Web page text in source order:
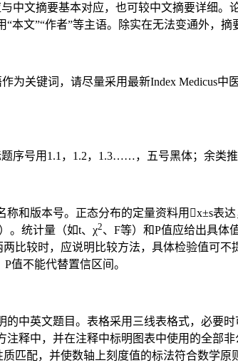
中文摘要基本对应，也可较中文摘要详细
文”“作者”等主语。除实在无法变通外，
为关键词，请尽量采用最新Index Medicus
号用1.1，1.2，1.3……，五号黑体；余类
和版本号。正态分布的定量资料用x±s表
。统计量（如t、χ2、F等）和P值应给出具体
比较时，应说明比较方法，具体检验值可
值不能代替置信区间。
中英文题目。表格采用三线表格式，必要
释中，并在注释中标明图表中使用的全部
匹配，并使数轴上刻度值的标法符合数学